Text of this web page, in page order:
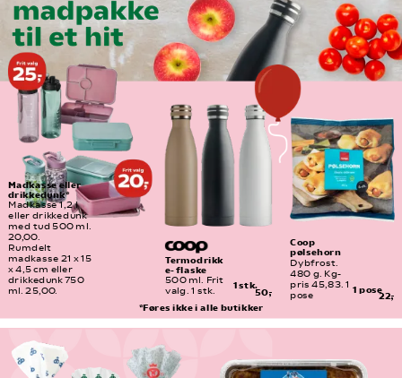
Madkasse eller
drikkedunk*
Madkasse 1,2 l
eller drikkedunk
med tud 500 ml.
20,00.
Rumdelt
madkasse 21 x 15
x 4,5 cm eller
drikkedunk 750
ml. 25,00.
1 stk.
50,-
Termodrikk
e- flaske
500 ml. Frit
valg. 1 stk.
*Føres ikke i alle butikker
1 pose
22,-
Coop
pølsehorn
Dybfrost.
480 g. Kg-
pris 45,83. 1
pose